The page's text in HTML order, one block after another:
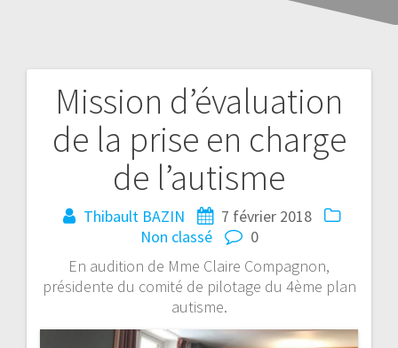
Mission d’évaluation
de la prise en charge
de l’autisme
Thibault BAZIN
7 février 2018
Non classé
0
En audition de Mme Claire Compagnon,
présidente du comité de pilotage du 4ème plan
autisme.